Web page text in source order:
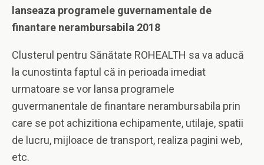
lanseaza programele guvernamentale de
finantare nerambursabila 2018
Clusterul pentru Sănătate ROHEALTH sa va aducă
la cunostinta faptul că in perioada imediat
urmatoare se vor lansa programele
guvermanentale de finantare nerambursabila prin
care se pot achizitiona echipamente, utilaje, spatii
de lucru, mijloace de transport, realiza pagini web,
etc.